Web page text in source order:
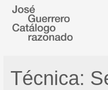
Técnica: